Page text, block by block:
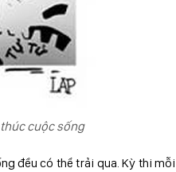
cuộc sống
đều có thể trải qua. Kỳ thi mỗi